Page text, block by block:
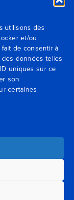
utilisons des
et/ou
de consentir à
données telles
uniques sur ce
son
certaines